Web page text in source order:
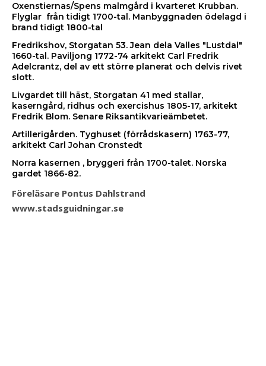
Oxenstiernas/Spens malmgård i kvarteret Krubban.
Flyglar från tidigt 1700-tal. Manbyggnaden ödelagd i
brand tidigt 1800-tal
Fredrikshov, Storgatan 53. Jean dela Valles "Lustdal"
1660-tal. Paviljong 1772-74 arkitekt Carl Fredrik
Adelcrantz, del av ett större planerat och delvis rivet
slott.
Livgardet till häst, Storgatan 41 med stallar,
kaserngård, ridhus och exercishus 1805-17, arkitekt
Fredrik Blom. Senare Riksantikvarieämbetet.
Artillerigården. Tyghuset (förrådskasern) 1763-77,
arkitekt Carl Johan Cronstedt
Norra kasernen , bryggeri från 1700-talet. Norska
gardet 1866-82.
Föreläsare Pontus Dahlstrand
www.stadsguidningar.se